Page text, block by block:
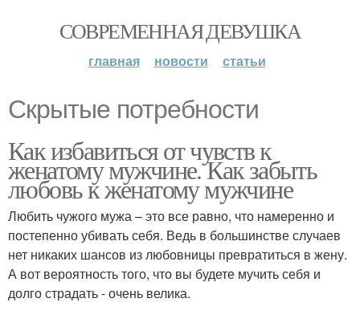
СОВРЕМЕННАЯ ДЕВУШКА
главная новости статьи
Скрытые потребности
Как избавиться от чувств к
женатому мужчине. Как забыть
любовь к женатому мужчине
Любить чужого мужа – это все равно, что намеренно и
постепенно убивать себя. Ведь в большинстве случаев
нет никаких шансов из любовницы превратиться в жену.
А вот вероятность того, что вы будете мучить себя и
долго страдать - очень велика.